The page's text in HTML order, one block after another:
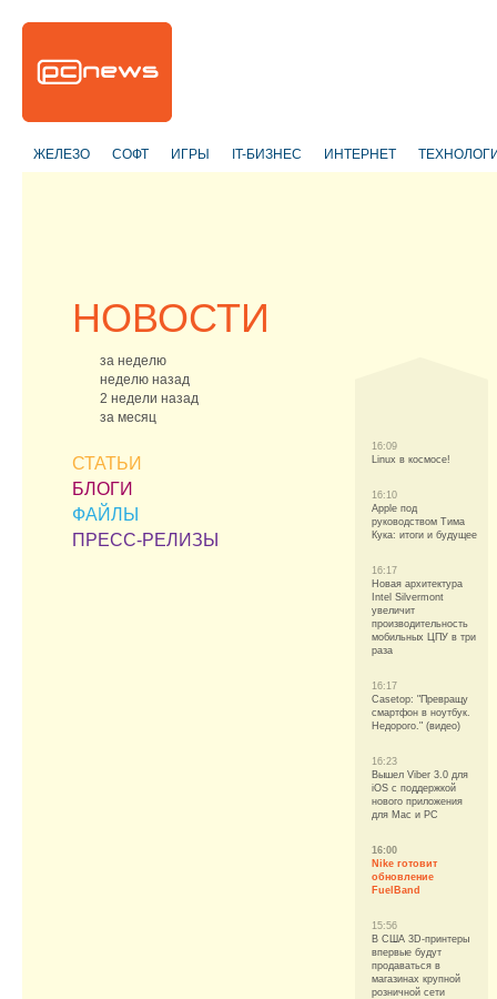
ЖЕЛЕЗО СОФТ ИГРЫ IT-БИЗНЕС ИНТЕРНЕТ
НОВОСТИ
за неделю
неделю назад
2 недели назад
за месяц
СТАТЬИ
БЛОГИ
ФАЙЛЫ
ПРЕСС-РЕЛИЗЫ
16:09
Linux в космосе!
16:10
Apple под
руководством Тима
Кука: итоги и будущее
16:17
Новая архитектура
Intel Silvermont
увеличит
производительность
мобильных ЦПУ в три
раза
16:17
Casetop: "Превращу
смартфон в ноутбук.
Недорого." (видео)
16:23
Вышел Viber 3.0 для
iOS с поддержкой
нового приложения
для Mac и PC
16:00
Nike готовит
обновление
FuelBand
15:56
В США 3D-принтеры
впервые будут
продаваться в
магазинах крупной
розничной сети